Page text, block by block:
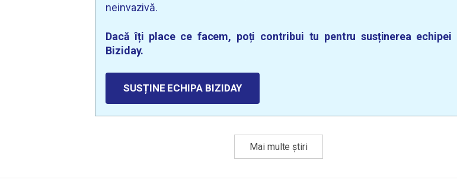
neinvazivă.
Dacă îți place ce facem, poți contribui tu pentru susținerea echipei
Biziday.
SUSȚINE ECHIPA BIZIDAY
Mai multe știri